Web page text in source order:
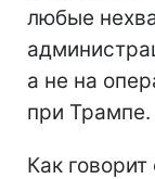
любые
а не на
при Трампе.
Как